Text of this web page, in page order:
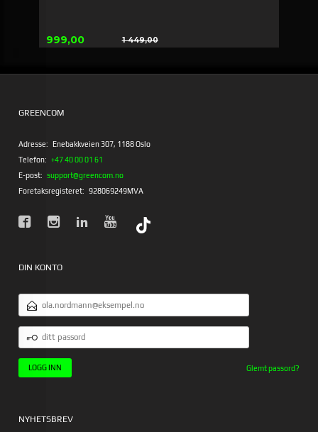
Tilbud
999,00 1 449,00
Rabatt
GREENCOM
Adresse: Enebakkveien 307, 1188 Oslo
Telefon: +47 40 00 01 61
E-post: support@greencom.no
Foretaksregisteret: 928069249MVA
DIN KONTO
POSTADRESSE
DITT
PASSORD
Glemt passord?
NYHETSBREV